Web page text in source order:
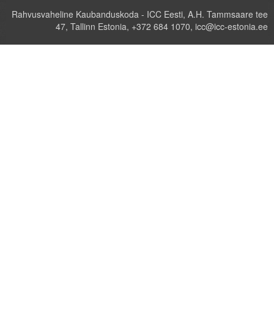
Rahvusvaheline Kaubanduskoda - ICC Eesti, A.H. Tammsaare tee
47, Tallinn Estonia, +372 684 1070, icc@icc-estonia.ee